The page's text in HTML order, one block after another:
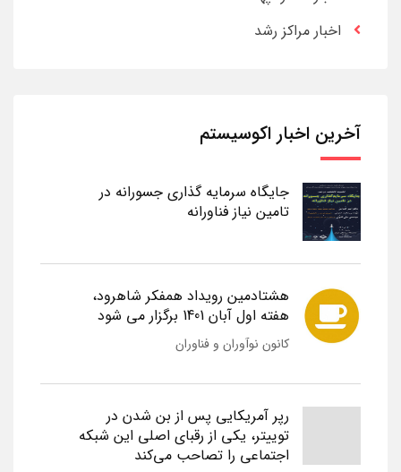
اخبار مراکز رشد
آخرین اخبار اکوسیستم
جایگاه سرمایه گذاری جسورانه در
تامین نیاز فناورانه
هشتادمین رویداد همفکر شاهرود،
هفته اول آبان 1401 برگزار می شود
کانون نوآوران و فناوران
رپر آمریکایی پس از بن شدن در
توییتر، یکی از رقبای اصلی این شبکه
اجتماعی را تصاحب می‌کند